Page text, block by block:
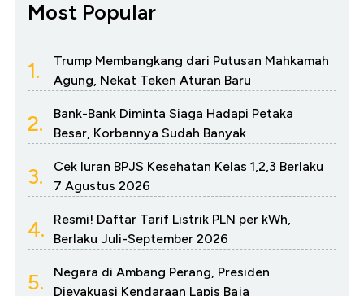
Most Popular
1.
Trump Membangkang dari Putusan Mahkamah
Agung, Nekat Teken Aturan Baru
2.
Bank-Bank Diminta Siaga Hadapi Petaka
Besar, Korbannya Sudah Banyak
3.
Cek Iuran BPJS Kesehatan Kelas 1,2,3 Berlaku
7 Agustus 2026
4.
Resmi! Daftar Tarif Listrik PLN per kWh,
Berlaku Juli-September 2026
5.
Negara di Ambang Perang, Presiden
Dievakuasi Kendaraan Lapis Baja